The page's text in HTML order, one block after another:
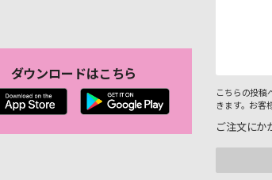
ダウンロードはこちら
こちらの投稿
きます。お客
ご注文にか